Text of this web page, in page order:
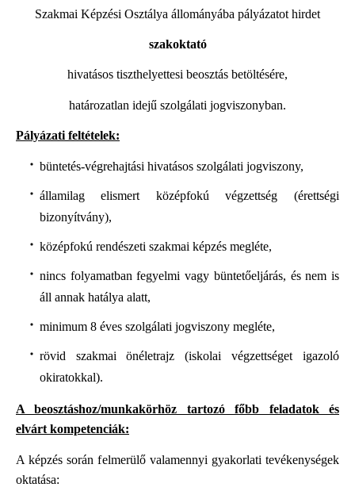
Szakmai Képzési Osztálya állományába pályázatot hirdet
szakoktató
hivatásos tiszthelyettesi beosztás betöltésére,
határozatlan idejű szolgálati jogviszonyban.
Pályázati feltételek:
büntetés-végrehajtási hivatásos szolgálati jogviszony,
államilag elismert középfokú végzettség (érettségi
bizonyítvány),
középfokú rendészeti szakmai képzés megléte,
nincs folyamatban fegyelmi vagy büntetőeljárás, és nem is
áll annak hatálya alatt,
minimum 8 éves szolgálati jogviszony megléte,
rövid szakmai önéletrajz (iskolai végzettséget igazoló
okiratokkal).
A beosztáshoz/munkakörhöz tartozó főbb feladatok és
elvárt kompetenciák:
A képzés során felmerülő valamennyi gyakorlati tevékenységek
oktatása: